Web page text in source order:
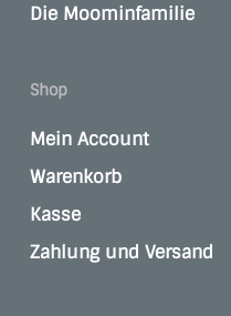
Die Moominfamilie
Shop
Mein Account
Warenkorb
Kasse
Zahlung und Versand